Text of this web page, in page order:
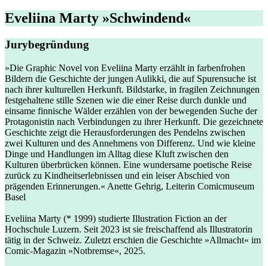
Eveliina Marty »Schwindend«
Jurybegründung
»Die Graphic Novel von Eveliina Marty erzählt in farbenfrohen
Bildern die Geschichte der jungen Aulikki, die auf Spurensuche ist
nach ihrer kulturellen Herkunft. Bildstarke, in fragilen Zeichnungen
festgehaltene stille Szenen wie die einer Reise durch dunkle und
einsame finnische Wälder erzählen von der bewegenden Suche der
Protagonistin nach Verbindungen zu ihrer Herkunft. Die gezeichnete
Geschichte zeigt die Herausforderungen des Pendelns zwischen
zwei Kulturen und des Annehmens von Differenz. Und wie kleine
Dinge und Handlungen im Alltag diese Kluft zwischen den
Kulturen überbrücken können. Eine wundersame poetische Reise
zurück zu Kindheitserlebnissen und ein leiser Abschied von
prägenden Erinnerungen.« Anette Gehrig, Leiterin Comicmuseum
Basel
Eveliina Marty (* 1999) studierte Illustration Fiction an der
Hochschule Luzern. Seit 2023 ist sie freischaffend als Illustratorin
tätig in der Schweiz. Zuletzt erschien die Geschichte »Allmacht« im
Comic-Magazin »Notbremse«, 2025.